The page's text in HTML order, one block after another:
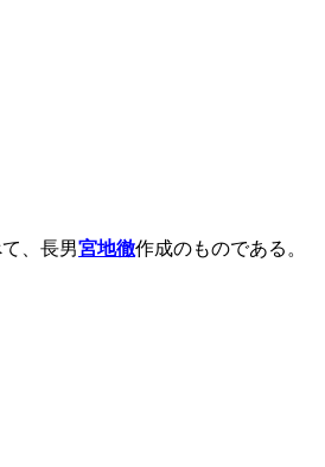
、長男宮地徹作成のものである。